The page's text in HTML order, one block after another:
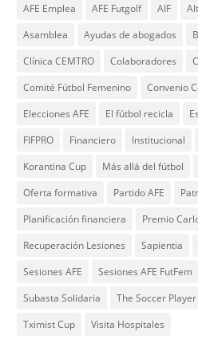
AFE Emplea AFE Futgolf AIF
Asamblea
Ayudas de abogados
Clínica CEMTRO
Colaboradores
Comité Fútbol Femenino
Convenio
Elecciones AFE
El fútbol recicla
FIFPRO
Financiero Institucional
Korantina Cup
Más allá del fútbol
Oferta formativa
Partido AFE
Planificación financiera
Premio
Recuperación Lesiones
Sapientia
Sesiones AFE
Sesiones AFE FutFem
Subasta Solidaria
The Soccer Player
Tximist Cup
Visita Hospitales